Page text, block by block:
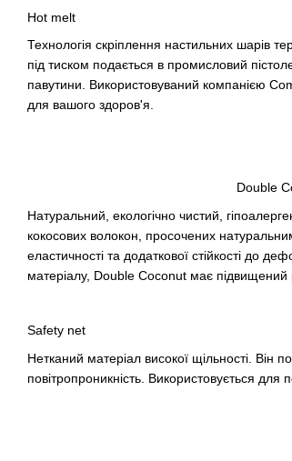
Hot melt
Технологія скріплення настильних шарів
під тиском подається в промисловий
павутини. Використовуваний компанією
для вашого здоров'я.
Double
Натуральний, екологічно чистий,
кокосових волокон, просочених
еластичності та додаткової стійкості до
матеріалу, Double Coconut має підвищений
Safety net
Нетканий матеріал високої щільності. Він
повітропроникність. Використовується для